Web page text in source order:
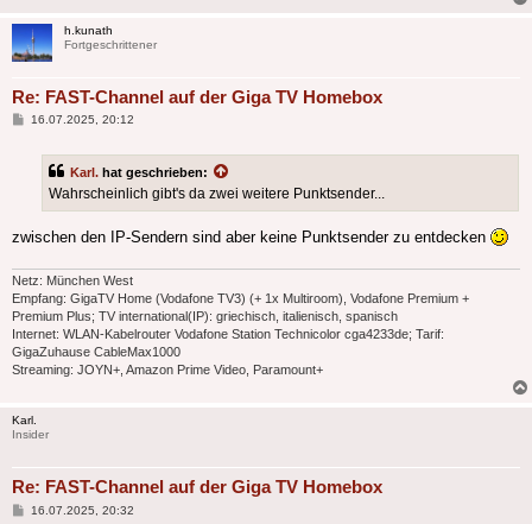
h.kunath
Fortgeschrittener
Re: FAST-Channel auf der Giga TV Homebox
Beitrag
16.07.2025, 20:12
Karl. hat geschrieben:
Wahrscheinlich gibt's da zwei weitere Punktsender...
zwischen den IP-Sendern sind aber keine Punktsender zu entdecken
Netz: München West
Empfang: GigaTV Home (Vodafone TV3) (+ 1x Multiroom), Vodafone Premium +
Premium Plus; TV international(IP): griechisch, italienisch, spanisch
Internet: WLAN-Kabelrouter Vodafone Station Technicolor cga4233de; Tarif:
GigaZuhause CableMax1000
Streaming: JOYN+, Amazon Prime Video, Paramount+
Karl.
Insider
Re: FAST-Channel auf der Giga TV Homebox
Beitrag
16.07.2025, 20:32